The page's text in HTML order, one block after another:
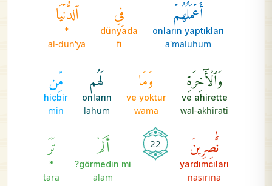
أَعۡمَٰلُهُمۡ
onların yaptıkları
a'maluhum
فِي
dünyada
fi
ٱلدُّنۡيَا
*
al-dun'ya
وَٱلۡأٓخِرَةِ
ve ahirette
wal-akhirati
وَمَا
ve yoktur
wama
لَهُم
onların
lahum
مِّن
hiçbir
min
نَّٰصِرِينَ
yardımcıları
nasirina
22 أَلَمۡ
görmedin mi?
alam
تَرَ
*
tara